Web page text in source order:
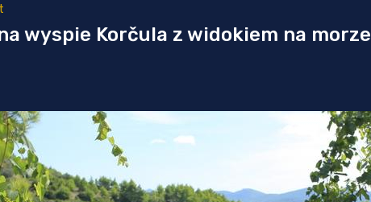
wyspie Korčula z widokiem na morze